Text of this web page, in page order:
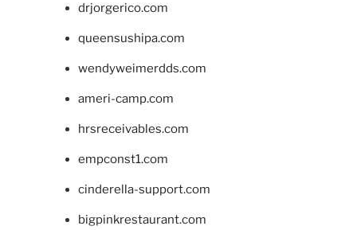
drjorgerico.com
queensushipa.com
wendyweimerdds.com
ameri-camp.com
hrsreceivables.com
empconst1.com
cinderella-support.com
bigpinkrestaurant.com